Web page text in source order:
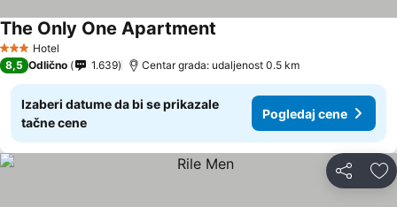
3 Zvezdice
Hotel
The Only One Apartment
8,5 Odlično 1.639 Centar grada: udaljenost 0.5 km
Izaberi datume da bi se prikazale
tačne cene
Pogledaj cene
Deli